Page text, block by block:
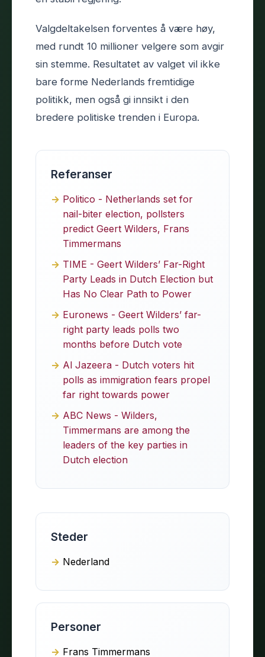
Valgdeltakelsen forventes å være høy,
med rundt 10 millioner velgere som avgir
sin stemme. Resultatet av valget vil ikke
bare forme Nederlands fremtidige
politikk, men også gi innsikt i den
bredere politiske trenden i Europa.
Referanser
Politico - Netherlands set for
nail-biter election, pollsters
predict Geert Wilders, Frans
Timmermans
TIME - Geert Wilders’ Far-Right
Party Leads in Dutch Election but
Has No Clear Path to Power
Euronews - Geert Wilders’ far-
right party leads polls two
months before Dutch vote
Al Jazeera - Dutch voters hit
polls as immigration fears propel
far right towards power
ABC News - Wilders,
Timmermans are among the
leaders of the key parties in
Dutch election
Steder
Nederland
Personer
Frans Timmermans